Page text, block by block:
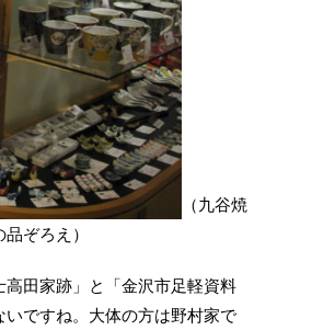
（九谷焼
ぞろえ）
田家跡」と「金沢市足軽資料
ですね。大体の方は野村家で